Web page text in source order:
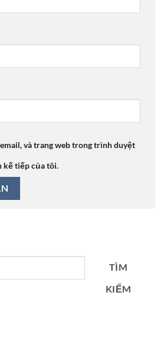
và trang web trong trình duyệt
kế tiếp của tôi.
TÌM
KIẾM